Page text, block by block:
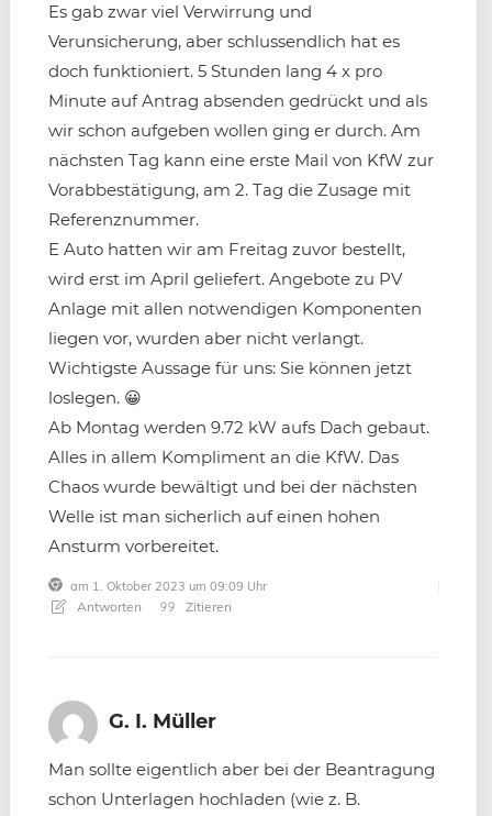
Es gab zwar viel Verwirrung und
Verunsicherung, aber schlussendlich hat es
doch funktioniert. 5 Stunden lang 4 x pro
Minute auf Antrag absenden gedrückt und als
wir schon aufgeben wollen ging er durch. Am
nächsten Tag kann eine erste Mail von KfW zur
Vorabbestätigung, am 2. Tag die Zusage mit
Referenznummer.
E Auto hatten wir am Freitag zuvor bestellt,
wird erst im April geliefert. Angebote zu PV
Anlage mit allen notwendigen Komponenten
liegen vor, wurden aber nicht verlangt.
Wichtigste Aussage für uns: Sie können jetzt
loslegen. 😀
Ab Montag werden 9.72 kW aufs Dach gebaut.
Alles in allem Kompliment an die KfW. Das
Chaos wurde bewältigt und bei der nächsten
Welle ist man sicherlich auf einen hohen
Ansturm vorbereitet.
am 1. Oktober 2023 um 09:09 Uhr
Antworten Zitieren
G. I. Müller
Man sollte eigentlich aber bei der Beantragung
schon Unterlagen hochladen (wie z. B.